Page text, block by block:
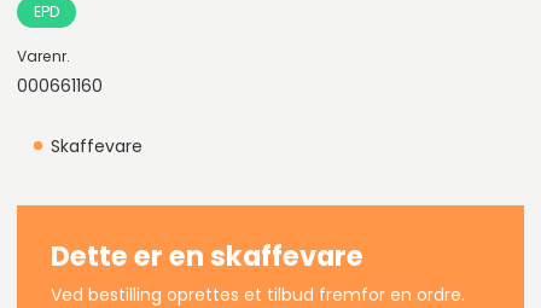
EPD
Varenr.
000661160
Skaffevare
Dette er en skaffevare
Ved bestilling oprettes et tilbud fremfor en ordre.